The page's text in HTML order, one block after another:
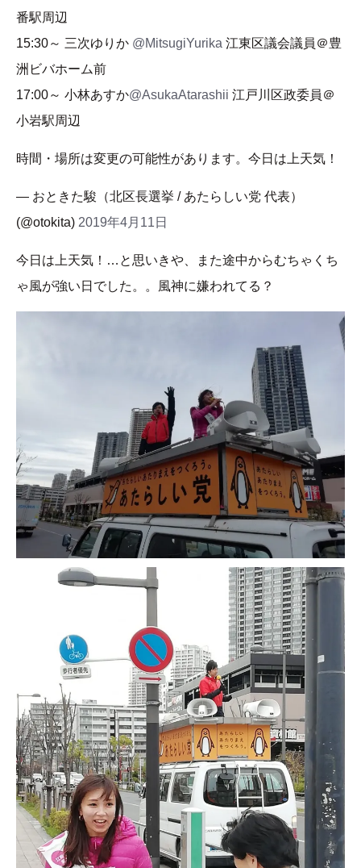
番駅周辺
15:30～ 三次ゆりか @MitsugiYurika 江東区議会議員＠豊
洲ビバホーム前
17:00～ 小林あすか@AsukaAtarashii 江戸川区政委員＠
小岩駅周辺
時間・場所は変更の可能性があります。今日は上天気！
— おときた駿（北区長選挙 / あたらしい党 代表）
(@otokita) 2019年4月11日
今日は上天気！…と思いきや、また途中からむちゃくち
ゃ風が強い日でした。。風神に嫌われてる？